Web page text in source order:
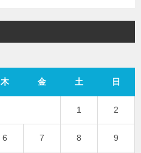
木 金 土 日
1 2
6 7 8 9